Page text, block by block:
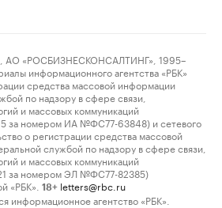
«РОСБИЗНЕСКОНСАЛТИНГ», 1995–
информационного агентства «РБК»
средства массовой информации
по надзору в сфере связи,
и массовых коммуникаций
за номером ИА №ФС77-63848) и сетевого
о регистрации средства массовой
службой по надзору в сфере связи,
и массовых коммуникаций
за номером ЭЛ №ФС77-82385)
«РБК».
18+ letters@rbc.ru
информационное агентство «РБК».